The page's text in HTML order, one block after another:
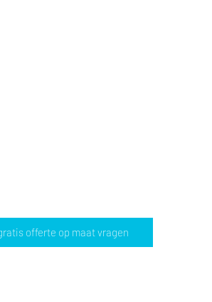
offerte op maat vragen